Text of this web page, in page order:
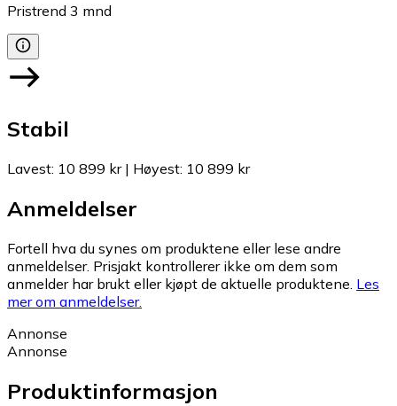
Pristrend 3 mnd
Stabil
Lavest: 10 899 kr| Høyest: 10 899 kr
Anmeldelser
Fortell hva du synes om produktene eller lese andre
anmeldelser. Prisjakt kontrollerer ikke om dem som
anmelder har brukt eller kjøpt de aktuelle produktene. Les
mer om anmeldelser.
Annonse
Annonse
Produktinformasjon